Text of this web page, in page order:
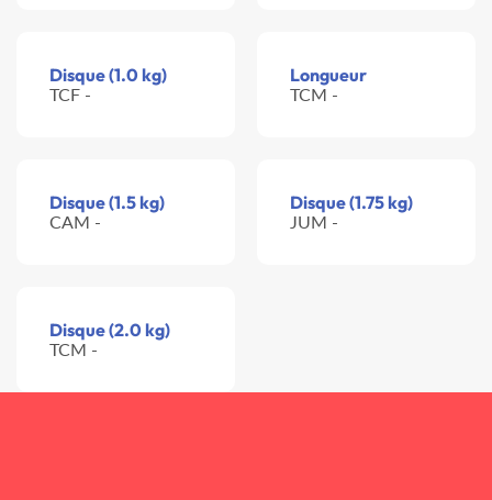
Disque (1.0 kg)
TCF -
Longueur
TCM -
Disque (1.5 kg)
CAM -
Disque (1.75 kg)
JUM -
Disque (2.0 kg)
TCM -